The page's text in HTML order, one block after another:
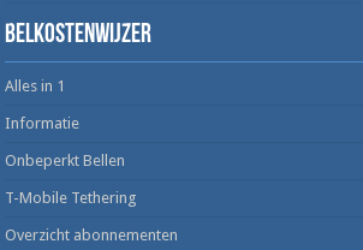
Belkostenwijzer
Alles in 1
Informatie
Onbeperkt Bellen
T-Mobile Tethering
Overzicht abonnementen